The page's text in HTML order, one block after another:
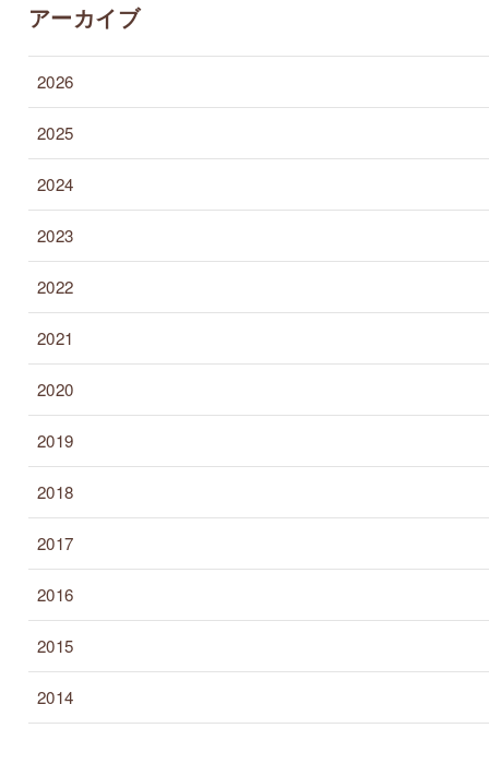
アーカイブ
2026
2025
2024
2023
2022
2021
2020
2019
2018
2017
2016
2015
2014